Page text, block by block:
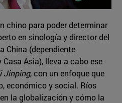
chino para poder determinar
en sinología y director del
China (dependiente
Asia), lleva a cabo ese
Jinping, con un enfoque que
económico y social. Ríos
la globalización y cómo la